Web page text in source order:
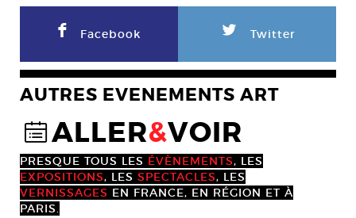
F Facebook L Twitter
AUTRES EVENEMENTS ART
@ALLER&VOIR
PRESQUE TOUS LES ÉVÈNEMENTS, LES
EXPOSITIONS, LES SPECTACLES, LES
VERNISSAGES EN FRANCE, EN RÉGION ET À
PARIS.